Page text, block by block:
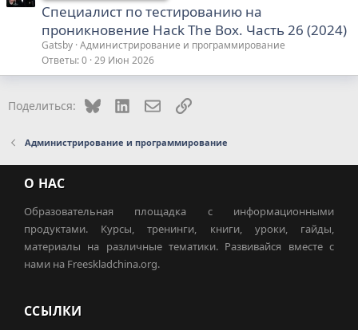
Специалист по тестированию на
проникновение Hack The Box. Часть 26 (2024)
Gatsby Администрирование и программирование
Ответы 0 29 Июн 2026
Поделиться: Bluesky LinkedInЭлектронная почта
Ссылка
Администрирование и программирование
О НАС
Образовательная площадка с информационными
продуктами. Курсы, тренинги, книги, уроки, гайды,
материалы на различные тематики. Развивайся вместе с
нами на Freeskladchina.org.
ССЫЛКИ